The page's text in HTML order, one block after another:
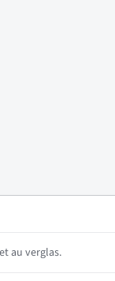
au verglas.